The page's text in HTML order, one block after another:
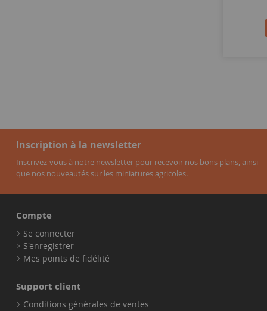
Inscription à la newsletter
Inscrivez-vous à notre newsletter pour recevoir nos bons plans, ainsi
que nos nouveautés sur les miniatures agricoles.
Compte
Se connecter
S'enregistrer
Mes points de fidélité
Support client
Conditions générales de ventes